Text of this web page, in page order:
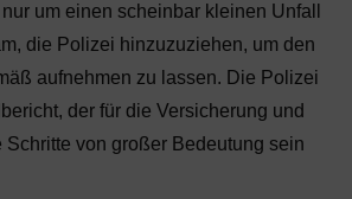
um einen scheinbar kleinen Unfall
die Polizei hinzuzuziehen, um den
aufnehmen zu lassen. Die Polizei
der für die Versicherung und
Schritte von großer Bedeutung sein